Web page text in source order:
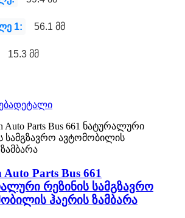
1: 56.1 მმ
15.3 მმ
დეტალი
Auto Parts Bus 661
რეზინის სამგზავრო
ჰაერის ზამბარა